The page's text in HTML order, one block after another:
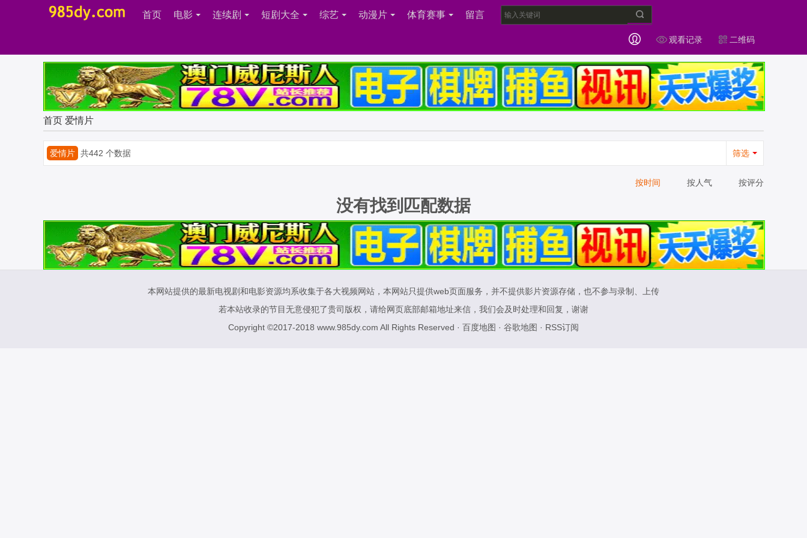
首页 电影 连续剧 短剧大全 综艺 动漫片 体育赛事 留言
二维码
观看记录
首页 爱情片
爱情片 共442 个数据 筛选
按时间 按人气 按评分
没有找到匹配数据
本网站提供的最新电视剧和电影资源均系收集于各大视频网站，本网站只提供web页面服务，并不提供影片资源存储，也不参与录制、上传
若本站收录的节目无意侵犯了贵司版权，请给网页底部邮箱地址来信，我们会及时处理和回复，谢谢
Copyright ©2017-2018 www.985dy.com All Rights Reserved · 百度地图 · 谷歌地图 · RSS订阅